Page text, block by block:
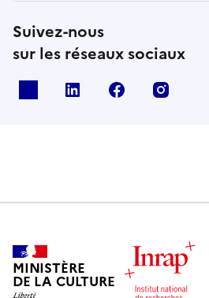
Suivez-nous
sur les réseaux sociaux
Linkedin Facebook
MINISTÈRE
DE LA CULTURE